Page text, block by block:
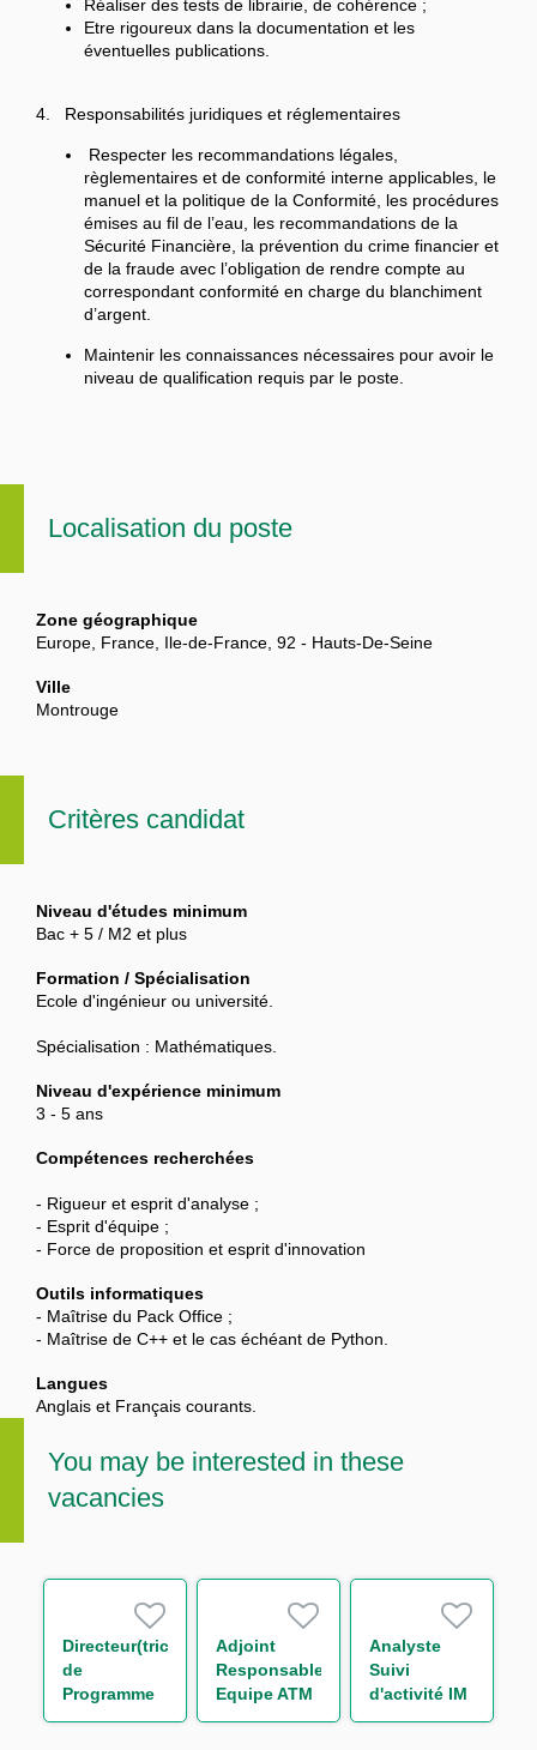
Réaliser des tests de librairie, de cohérence ;
Etre rigoureux dans la documentation et les
éventuelles publications.
4. Responsabilités juridiques et réglementaires
Respecter les recommandations légales,
règlementaires et de conformité interne applicables, le
manuel et la politique de la Conformité, les procédures
émises au fil de l’eau, les recommandations de la
Sécurité Financière, la prévention du crime financier et
de la fraude avec l’obligation de rendre compte au
correspondant conformité en charge du blanchiment
d’argent.
Maintenir les connaissances nécessaires pour avoir le
niveau de qualification requis par le poste.
Localisation du poste
Zone géographique
Europe, France, Ile-de-France, 92 - Hauts-De-Seine
Ville
Montrouge
Critères candidat
Niveau d'études minimum
Bac + 5 / M2 et plus
Formation / Spécialisation
Ecole d'ingénieur ou université.
Spécialisation : Mathématiques.
Niveau d'expérience minimum
3 - 5 ans
Compétences recherchées
- Rigueur et esprit d'analyse ;
- Esprit d'équipe ;
- Force de proposition et esprit d'innovation
Outils informatiques
- Maîtrise du Pack Office ;
- Maîtrise de C++ et le cas échéant de Python.
Langues
Anglais et Français courants.
You may be interested in these
vacancies
Directeur(trice)
de
Programme
SIRH Groupe
Adjoint
Responsable
Equipe ATM
Promotion
Analyste
Suivi
d'activité IM
& Collateral